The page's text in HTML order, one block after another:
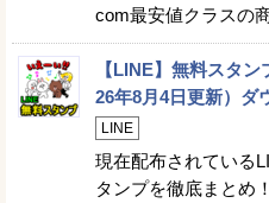
com最安値クラスの
【LINE】無料スタ
26年8月4日更新）ダ
LINE
現在配布されている
タンプを徹底まとめ